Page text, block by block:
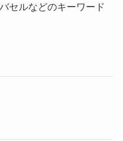
セルなどのキーワード